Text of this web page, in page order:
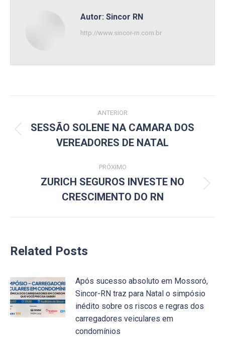
Autor: Sincor RN
http://www.sincor-rn.com.br
de
ANTERIOR
anterior:
SESSÃO SOLENE NA CAMARA DOS
VEREADORES DE NATAL
PRÓXIMO
post:
ZURICH SEGUROS INVESTE NO
CRESCIMENTO DO RN
Related Posts
Após sucesso absoluto em Mossoró,
Sincor-RN traz para Natal o simpósio
inédito sobre os riscos e regras dos
carregadores veiculares em
condomínios